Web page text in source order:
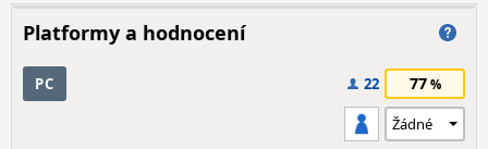
Platformy a hodnocení
PC 22 77